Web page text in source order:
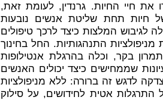
חיי החיות. גרנדין, לעומת זאת,
חיות תחת שליטת אנשים נובעות
לגיבוש המלצות כיצד לרכך טיפולים
התנהגותיות. החל בחינוך
בקר, וכלה בהרגלת אנטילופות
שממחישים כיצד יכולים האנשים
לדגש זה ברורה: ללא מניפולציות
התרגלות אטית לחידושים, על סילוק